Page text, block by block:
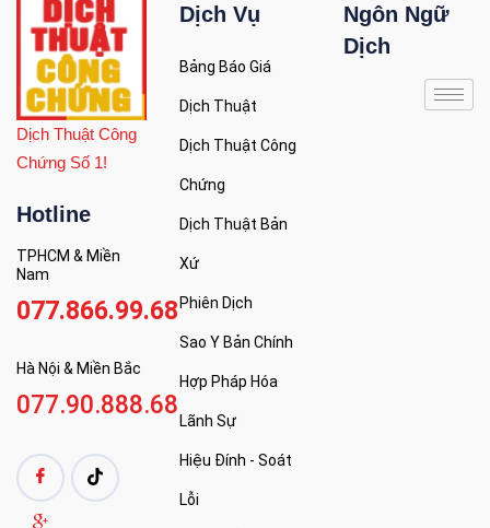
Dịch Thuật Công
Chứng Số 1!
Hotline
TPHCM & Miền
Nam
077.866.99.68
Hà Nội & Miền Bắc
077.90.888.68
Dịch Vụ
Bảng Báo Giá
Dịch Thuật
Dịch Thuật Công
Chứng
Dịch Thuật Bản
Xứ
Phiên Dịch
Sao Y Bản Chính
Hợp Pháp Hóa
Lãnh Sự
Hiệu Đính - Soát
Lỗi
Ngôn Ngữ
Dịch